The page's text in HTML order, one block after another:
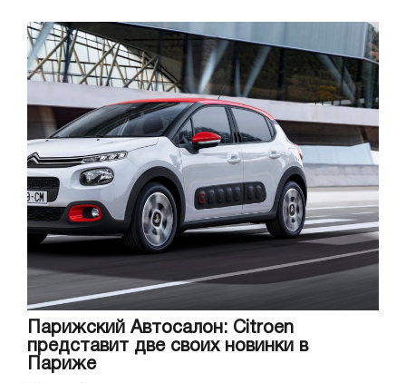
Парижский Автосалон: Citroen
представит две своих новинки в
Париже